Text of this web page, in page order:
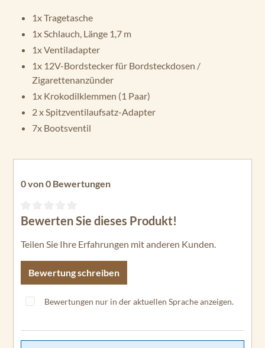
1x Tragetasche
1x Schlauch, Länge 1,7 m
1x Ventiladapter
1x 12V-Bordstecker für Bordsteckdosen /
Zigarettenanzünder
1x Krokodilklemmen (1 Paar)
2 x Spitzventilaufsatz-Adapter
7x Bootsventil
0 von 0 Bewertungen
Durchschnittliche Bewertung von 0 von 5 Sternen
Bewerten Sie dieses Produkt!
Teilen Sie Ihre Erfahrungen mit anderen Kunden.
Bewertung schreiben
Bewertungen nur in der aktuellen Sprache anzeigen.